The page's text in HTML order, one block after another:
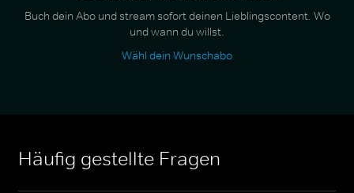
Buch dein Abo und stream sofort deinen Lieblingscontent. Wo
und wann du willst.
Wähl dein Wunschabo
Häufig gestellte Fragen